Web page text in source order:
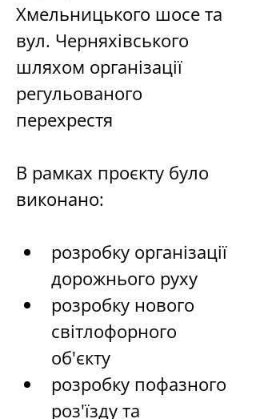
Хмельницького шосе та
вул. Черняхівського
шляхом організації
регульованого
перехрестя
В рамках проєкту було
виконано:
розробку організації
дорожнього руху
розробку нового
світлофорного
об'єкту
розробку пофазного
роз'їзду та